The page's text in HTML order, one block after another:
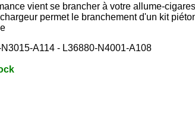
vient se brancher à votre allume-
permet le branchement d'un kit
A114 - L36880-N4001-A108